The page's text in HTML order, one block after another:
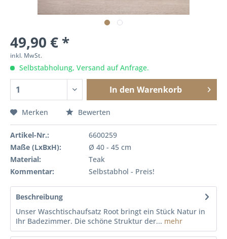
49,90 € *
inkl. MwSt.
Selbstabholung, Versand auf Anfrage.
In den Warenkorb
Merken Bewerten
Artikel-Nr.:
6600259
Maße (LxBxH):
Ø 40 - 45 cm
Material:
Teak
Kommentar:
Selbstabhol - Preis!
Beschreibung
Unser Waschtischaufsatz Root bringt ein Stück Natur in
Ihr Badezimmer. Die schöne Struktur der... mehr